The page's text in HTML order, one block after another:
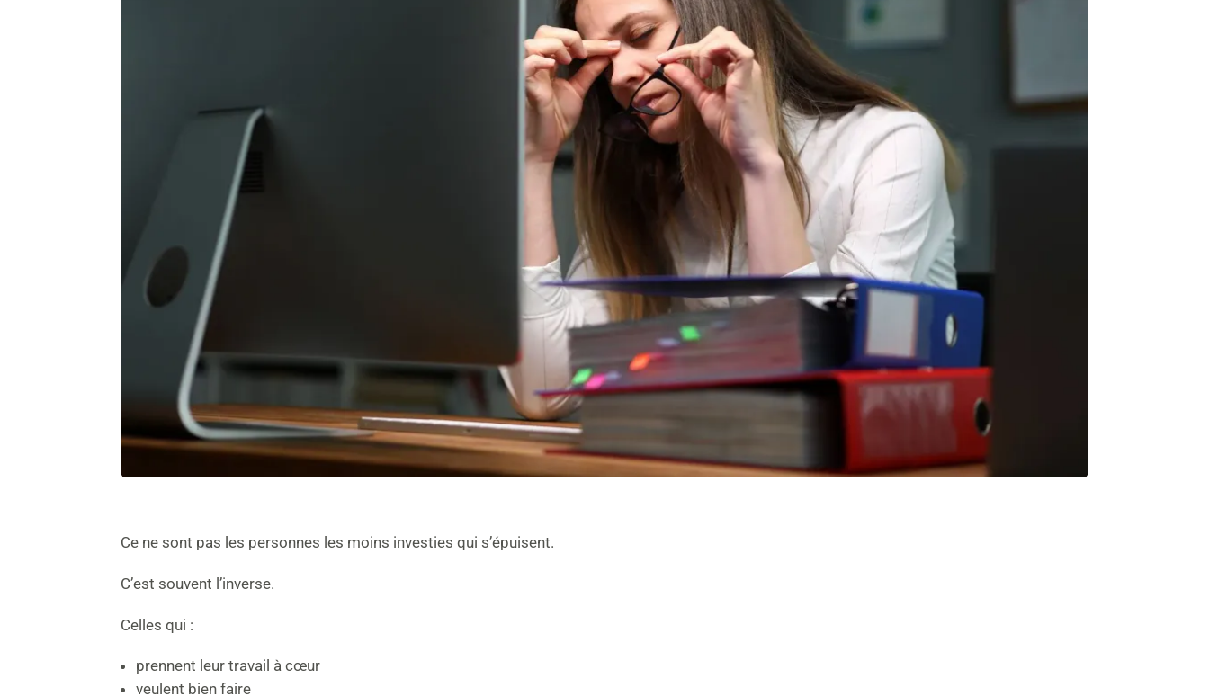
Ce ne sont pas les personnes les moins investies qui s’épuisent.
C’est souvent l’inverse.
Celles qui :
prennent leur travail à cœur
veulent bien faire